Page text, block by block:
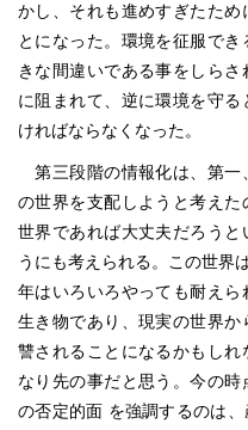
かし、それも進めすぎたため
とになった。環境を征服で
きな間違いである事をしら
に阻まれて、逆に環境を守
ければならなくなった。
第三段階の情報化は、第一
の世界を支配しようと考え
世界であれば大丈夫だろうと
うにも考えられる。この世界
年はいろいろやっても耐え
生き物であり、現実の世界
讐されることになるかもし
なり先の事だと思う。今の
の否定的面 を強調するのは